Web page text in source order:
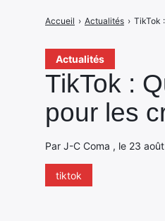
Actualités
TikTok :
pour les
Par J-C Coma , le 23
tiktok
Accueil › Actualités › TikTok